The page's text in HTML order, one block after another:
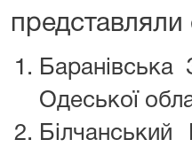
Баранівська
Одеської